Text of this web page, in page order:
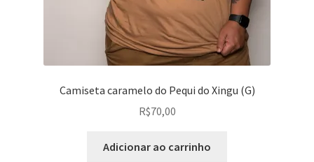
Camiseta caramelo do Pequi do Xingu (G)
R$70,00
Adicionar ao carrinho